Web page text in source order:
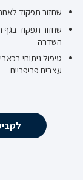
שחזור תפקוד
שחזור תפקוד בגף
השדרה
טיפול ניתוחי
עצבים פריפריים